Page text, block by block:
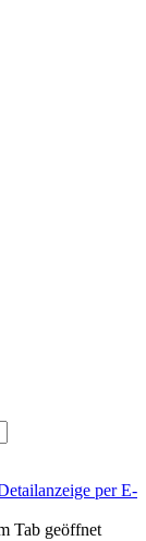
per E-
Tab geöffnet